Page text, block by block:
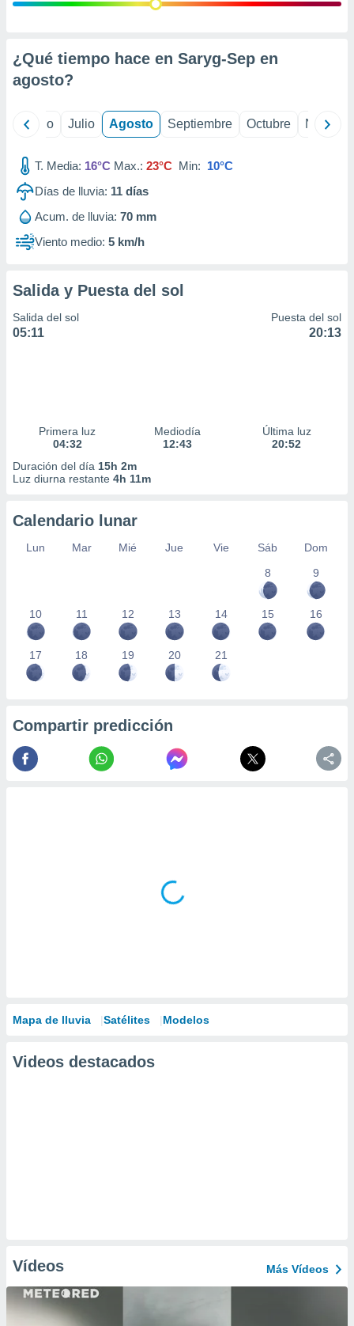
e
mediante
publicidad
de
1199
¿Qué tiempo hace en Saryg-Sep en
agosto?
Junio Julio Agosto Septiembre Octubre
T. Media: 16°C Max.: 23°C Min: 10°C
Días de lluvia: 11 días
Acum. de lluvia: 70 mm
Viento medio: 5 km/h
Salida y Puesta del sol
Salida del sol
05:11
Puesta del sol
20:13
Primera luz
04:32
Mediodía
12:43
Última luz
20:52
Duración del día 15h 2m
Luz diurna restante 4h 11m
Calendario lunar
Lun Mar Mié Jue Vie Sáb
Dom
8
9
10 11 12 13 14 15 16
17 18 19 20 21
Compartir predicción
Mapa de lluvia Satélites Modelos
Videos destacados
Vídeos Más Vídeos